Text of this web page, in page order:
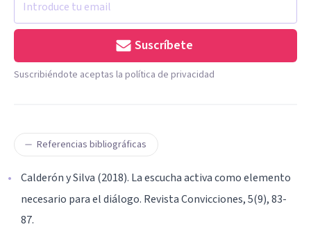
Suscríbete
Suscribiéndote aceptas la política de privacidad
Referencias bibliográficas
Calderón y Silva (2018). La escucha activa como elemento
necesario para el diálogo. Revista Convicciones, 5(9), 83-
87.